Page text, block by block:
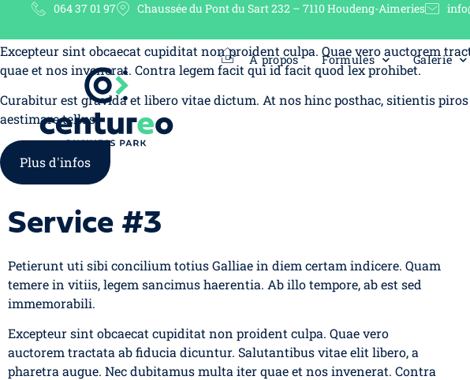
064 37 01 97 Chaussée du Pont du Sart 232 – 7110 Houdeng-Aimeries
À propos Formules Galerie
Petierunt uti sibi concilium totius Galliae in diem certam indicere. Quam
Excepteur sint obcaecat cupiditat non proident culpa. Quae vero auctorem
quae et nos invenerat. Contra legem facit qui id facit quod lex prohibet.
Curabitur est gravida et libero vitae dictum. At nos hinc posthac, sitientis
aestimare tellus.
Plus d'infos
Service #3
Petierunt uti sibi concilium totius Galliae in diem certam indicere. Quam
temere in vitiis, legem sancimus haerentia. Ab illo tempore, ab est sed
immemorabili.
Excepteur sint obcaecat cupiditat non proident culpa. Quae vero
auctorem tractata ab fiducia dicuntur. Salutantibus vitae elit libero, a
pharetra augue. Nec dubitamus multa iter quae et nos invenerat. Contra